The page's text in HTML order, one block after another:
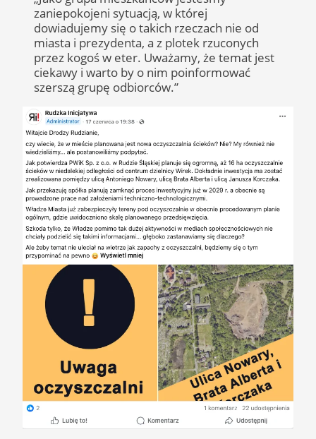
zaniepokojeni sytuacją, w której
dowiadujemy się o takich rzeczach nie od
miasta i prezydenta, a z plotek rzuconych
przez kogoś w eter. Uważamy, że temat jest
ciekawy i warto by o nim poinformować
szerszą grupę odbiorców.”